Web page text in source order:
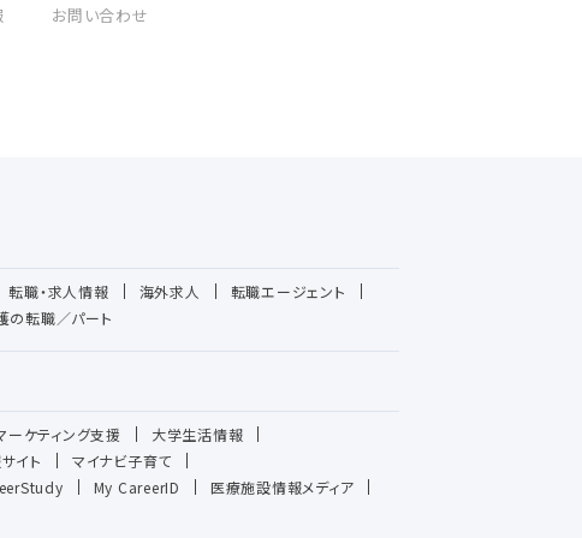
お問い合わせ
転職・求人情報 海外求人
転職エージェント
の転職／パート
ーケティング支援
大学生活情報
イト
マイナビ子育て
My CareerID
医療施設情報メディア